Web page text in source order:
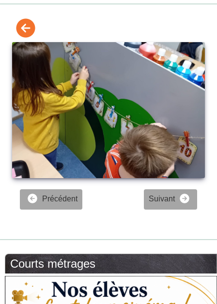
Précédent Suivant
Courts métrages